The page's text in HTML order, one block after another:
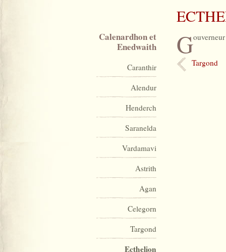
G
Targond
Calenardhon et
Enedwaith
Caranthir
Alendur
Henderch
Saranelda
Vardamavi
Astrith
Agan
Celegorn
Targond
Ecthelion